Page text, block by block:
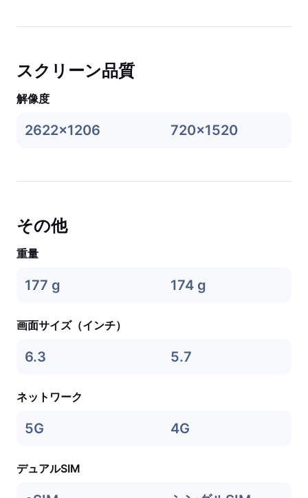
スクリーン品質
解像度
2622x1206 720x1520
その他
重量
177 g 174 g
画面サイズ（インチ）
6.3 5.7
ネットワーク
5G 4G
デュアルSIM